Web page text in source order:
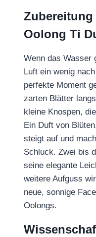
Oolong Ti
Wenn das Wasser
Luft ein wenig
perfekte Moment
zarten Blätter
kleine Knospen,
Ein Duft von
steigt auf und
Schluck. Zwei bis
seine elegante
weitere Aufguss
neue, sonnige
Oolongs.